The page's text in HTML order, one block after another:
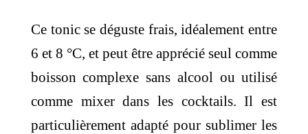
Ce tonic se déguste frais, idéalement entre
6 et 8 °C, et peut être apprécié seul comme
boisson complexe sans alcool ou utilisé
comme mixer dans les cocktails. Il est
particulièrement adapté pour sublimer les